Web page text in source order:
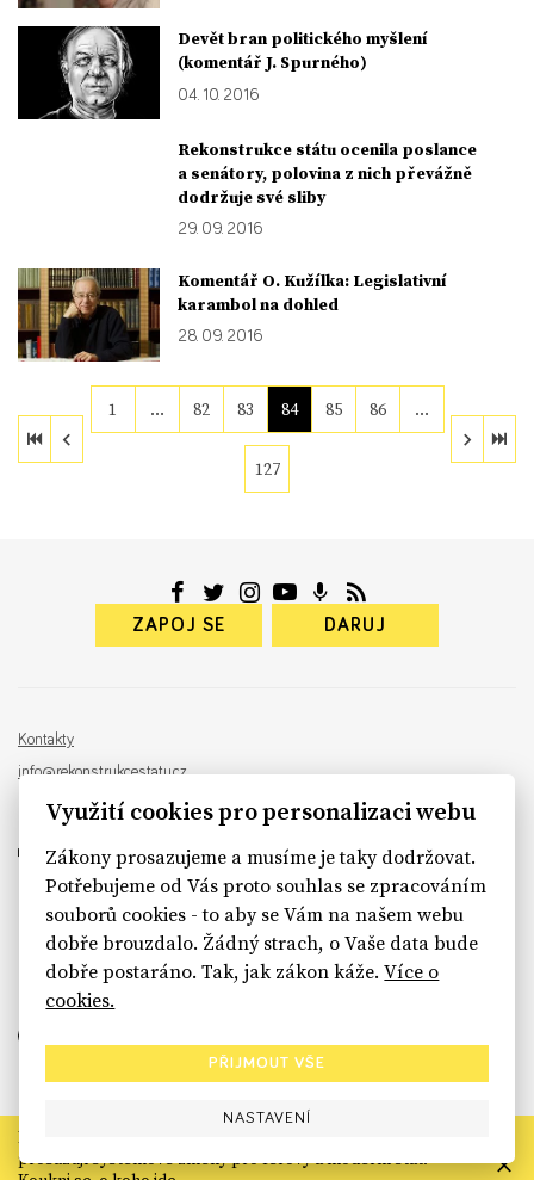
Devět bran politického myšlení
(komentář J. Spurného)
04. 10. 2016
Rekonstrukce státu ocenila poslance
a senátory, polovina z nich převážně
dodržuje své sliby
29. 09. 2016
Komentář O. Kužílka: Legislativní
karambol na dohled
28. 09. 2016
1 … 82 83 84 85 86 …
127
ZAPOJ SE DARUJ
Kontakty
info@rekonstrukcestatu.cz
Návrh a vývoj: Sinfin , ilustrace:
sinfin.digital
Rekonstrukce státu končí. Její členské organizace však dál
prosazují systémové změny pro férový a moderní stát.
Využití cookies pro personalizaci webu
Zákony prosazujeme a musíme je taky dodržovat.
Potřebujeme od Vás proto souhlas se zpracováním
souborů cookies - to aby se Vám na našem webu
dobře brouzdalo. Žádný strach, o Vaše data bude
dobře postaráno. Tak, jak zákon káže.Více o
cookies.
PŘIJMOUT VŠE
NASTAVENÍ